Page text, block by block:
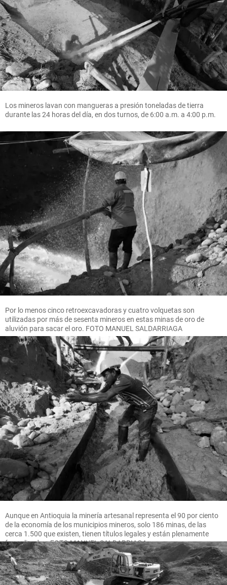
Los mineros lavan con mangueras a presión toneladas de tierra
durante las 24 horas del día, en dos turnos, de 6:00 a.m. a 4:00 p.m.
Por lo menos cinco retroexcavadoras y cuatro volquetas son
utilizadas por más de sesenta mineros en estas minas de oro de
aluvión para sacar el oro. FOTO MANUEL SALDARRIAGA
Aunque en Antioquia la minería artesanal representa el 90 por ciento
de la economía de los municipios mineros, solo 186 minas, de las
cerca 1.500 que existen, tienen títulos legales y están plenamente
formalizadas. FOTO MANUEL SALDARRIAGA